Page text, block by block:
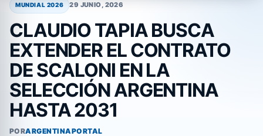
contenido
MUNDIAL 2026 29 JUNIO, 2026
CLAUDIO TAPIA BUSCA
EXTENDER EL CONTRATO
DE SCALONI EN LA
SELECCIÓN ARGENTINA
HASTA 2031
PORARGENTINAPORTAL